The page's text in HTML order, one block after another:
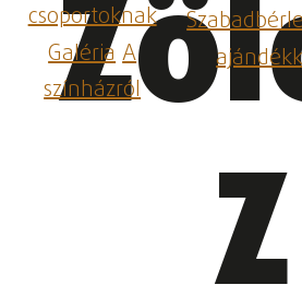
csoportoknak
GalériaA
színházról
Z